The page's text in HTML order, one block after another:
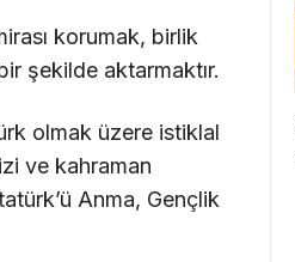
korumak, birlik
şekilde aktarmaktır.
olmak üzere istiklal
ve kahraman
Anma, Gençlik